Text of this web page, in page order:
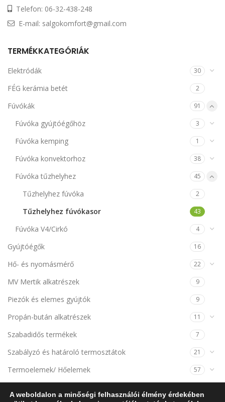
Telefon: 06-32-438-248
E-mail: salgokomfort@gmail.com
TERMÉKKATEGÓRIÁK
Elektródák 30
FÉG kerámia betét 2
Fúvókák 91
Fúvóka gyújtóégőhöz 3
Fúvóka kemping 1
Fúvóka konvektorhoz 38
Fúvóka tűzhelyhez 45
Tűzhelyhez fúvóka 2
Tűzhelyhez fúvókasor 43
Fúvóka V4/Cirkó 4
Gyújtóégők 16
Hő- és nyomásmérő 22
MV Mertik alkatrészek 9
Piezók és elemes gyújtók 9
Propán-bután alkatrészek 11
Szabadidős termékek 7
Szabályzó és határoló termosztátok 21
Termoelemek/ Hőelemek 57
A weboldalon a minőségi felhasználói élmény érdekében